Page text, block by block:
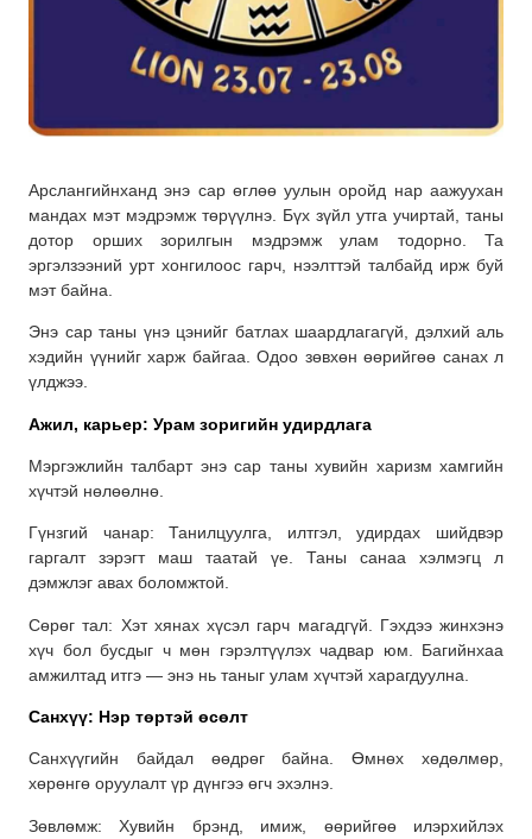
Арслангийнханд энэ сар өглөө уулын оройд нар аажуухан
мандах мэт мэдрэмж төрүүлнэ. Бүх зүйл утга учиртай, таны
дотор орших зорилгын мэдрэмж улам тодорно. Та
эргэлзээний урт хонгилоос гарч, нээлттэй талбайд ирж буй
мэт байна.
Энэ сар таны үнэ цэнийг батлах шаардлагагүй, дэлхий аль
хэдийн үүнийг харж байгаа. Одоо зөвхөн өөрийгөө санах л
үлджээ.
Ажил, карьер: Урам зоригийн удирдлага
Мэргэжлийн талбарт энэ сар таны хувийн харизм хамгийн
хүчтэй нөлөөлнө.
Гүнзгий чанар: Танилцуулга, илтгэл, удирдах шийдвэр
гаргалт зэрэгт маш таатай үе. Таны санаа хэлмэгц л
дэмжлэг авах боломжтой.
Сөрөг тал: Хэт хянах хүсэл гарч магадгүй. Гэхдээ жинхэнэ
хүч бол бусдыг ч мөн гэрэлтүүлэх чадвар юм. Багийнхаа
амжилтад итгэ — энэ нь таныг улам хүчтэй харагдуулна.
Санхүү: Нэр төртэй өсөлт
Санхүүгийн байдал өөдрөг байна. Өмнөх хөдөлмөр,
хөрөнгө оруулалт үр дүнгээ өгч эхэлнэ.
Зөвлөмж: Хувийн брэнд, имиж, өөрийгөө илэрхийлэх